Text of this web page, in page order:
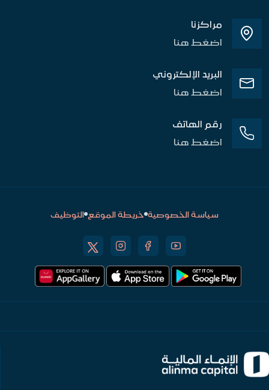
مراكزنا
اضغط هنا
البريد الإلكتروني
اضغط هنا
رقم الهاتف
اضغط هنا
سياسة الخصوصية خريطة الموقع التوظيف